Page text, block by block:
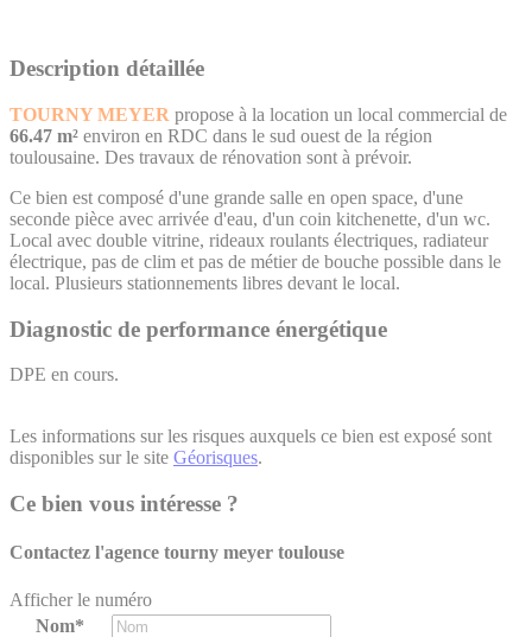
Description détaillée
TOURNY MEYER propose à la location un local commercial de
66.47 m² environ en RDC dans le sud ouest de la région
toulousaine. Des travaux de rénovation sont à prévoir.
Ce bien est composé d'une grande salle en open space, d'une
seconde pièce avec arrivée d'eau, d'un coin kitchenette, d'un wc.
Local avec double vitrine, rideaux roulants électriques, radiateur
électrique, pas de clim et pas de métier de bouche possible dans le
local. Plusieurs stationnements libres devant le local.
Diagnostic de performance énergétique
DPE en cours.
Les informations sur les risques auxquels ce bien est exposé sont
disponibles sur le site Géorisques.
Ce bien vous intéresse ?
Contactez l'agence tourny meyer toulouse
Afficher le numéro
Nom*